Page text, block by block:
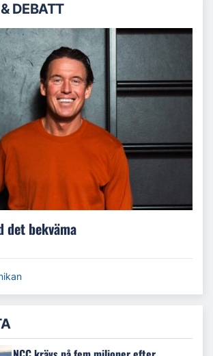
DEBATT
det bekväma